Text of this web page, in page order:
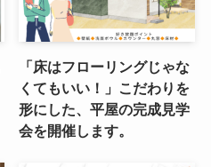
「床はフローリングじゃな
くてもいい！」こだわりを
形にした、平屋の完成見学
会を開催します。